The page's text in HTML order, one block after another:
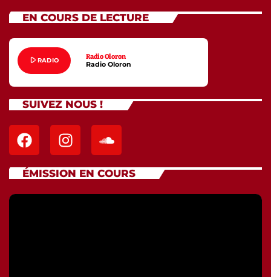
EN COURS DE LECTURE
play_arrowRADIO Radio Oloron
Radio Oloron
SUIVEZ NOUS !
ÉMISSION EN COURS